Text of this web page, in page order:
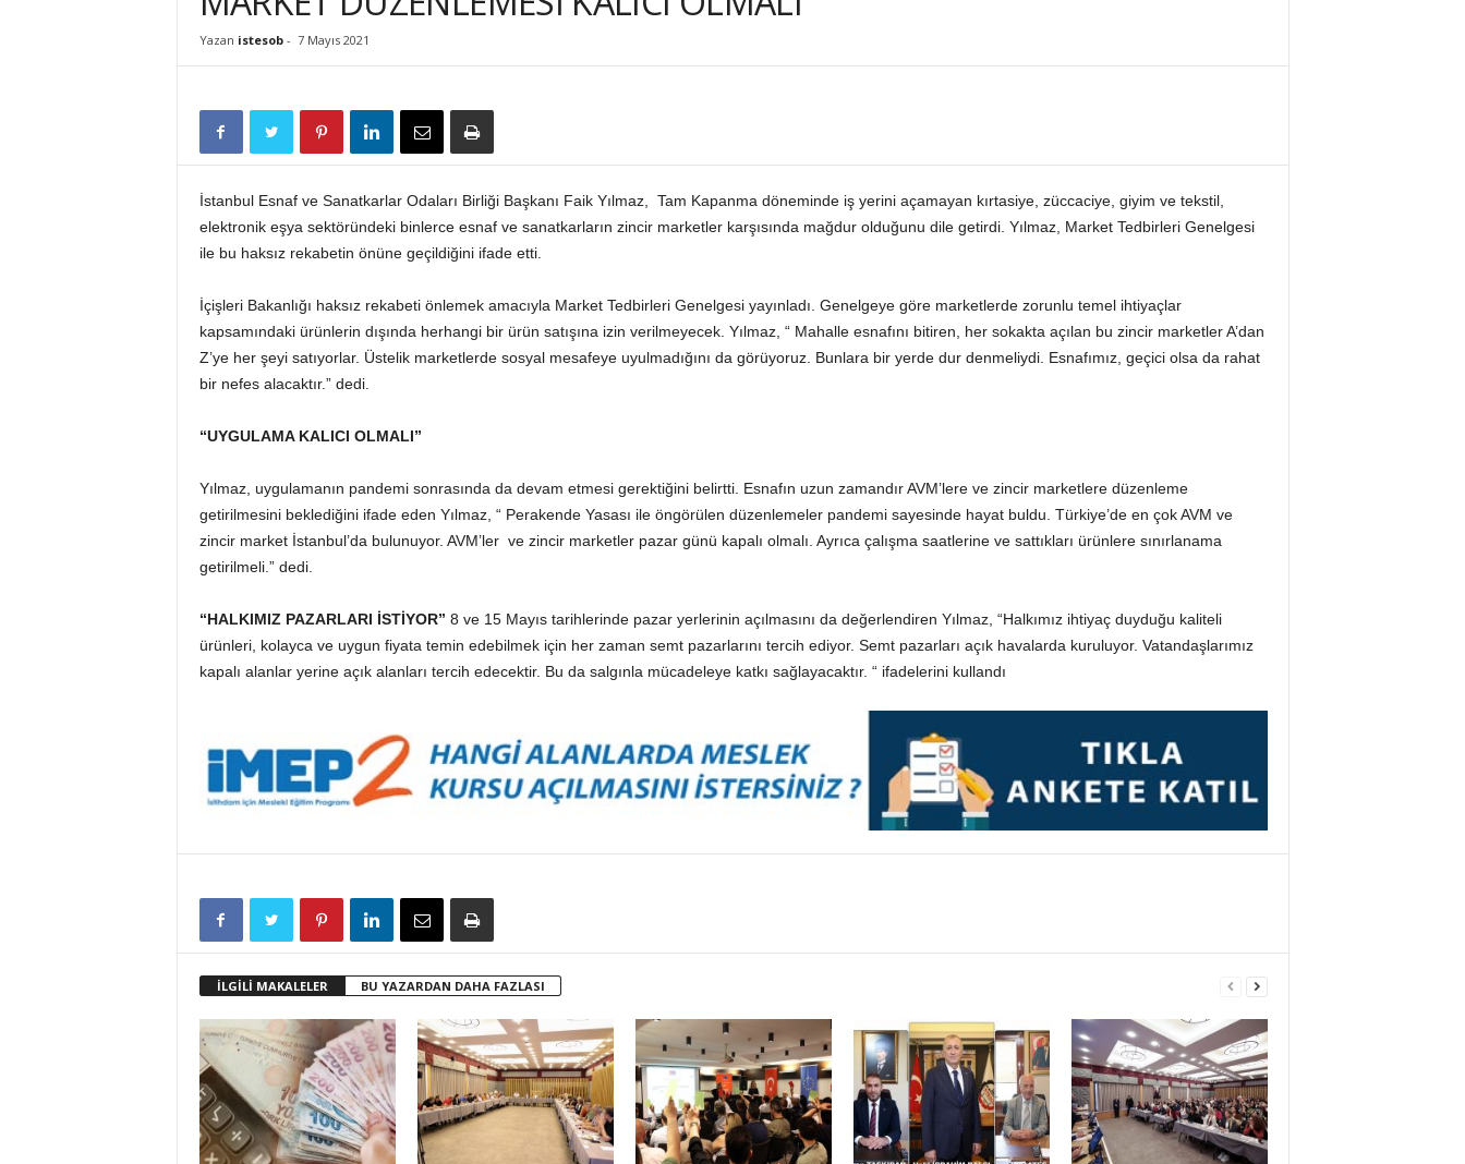
Yazan istesob- 7 Mayıs 2021
İstanbul Esnaf ve Sanatkarlar Odaları Birliği Başkanı Faik Yılmaz, Tam Kapanma döneminde iş yerini açamayan kırtasiye, züccaciye, giyim ve tekstil,
elektronik eşya sektöründeki binlerce esnaf ve sanatkarların zincir marketler karşısında mağdur olduğunu dile getirdi. Yılmaz, Market Tedbirleri Genelgesi
ile bu haksız rekabetin önüne geçildiğini ifade etti.
İçişleri Bakanlığı haksız rekabeti önlemek amacıyla Market Tedbirleri Genelgesi yayınladı. Genelgeye göre marketlerde zorunlu temel ihtiyaçlar
kapsamındaki ürünlerin dışında herhangi bir ürün satışına izin verilmeyecek. Yılmaz, “ Mahalle esnafını bitiren, her sokakta açılan bu zincir marketler A’dan
Z’ye her şeyi satıyorlar. Üstelik marketlerde sosyal mesafeye uyulmadığını da görüyoruz. Bunlara bir yerde dur denmeliydi. Esnafımız, geçici olsa da rahat
bir nefes alacaktır.” dedi.
“UYGULAMA KALICI OLMALI”
Yılmaz, uygulamanın pandemi sonrasında da devam etmesi gerektiğini belirtti. Esnafın uzun zamandır AVM’lere ve zincir marketlere düzenleme
getirilmesini beklediğini ifade eden Yılmaz, “ Perakende Yasası ile öngörülen düzenlemeler pandemi sayesinde hayat buldu. Türkiye’de en çok AVM ve
zincir market İstanbul’da bulunuyor. AVM’ler ve zincir marketler pazar günü kapalı olmalı. Ayrıca çalışma saatlerine ve sattıkları ürünlere sınırlanama
getirilmeli.” dedi.
“HALKIMIZ PAZARLARI İSTİYOR” 8 ve 15 Mayıs tarihlerinde pazar yerlerinin açılmasını da değerlendiren Yılmaz, “Halkımız ihtiyaç duyduğu kaliteli
ürünleri, kolayca ve uygun fiyata temin edebilmek için her zaman semt pazarlarını tercih ediyor. Semt pazarları açık havalarda kuruluyor. Vatandaşlarımız
kapalı alanlar yerine açık alanları tercih edecektir. Bu da salgınla mücadeleye katkı sağlayacaktır. “ ifadelerini kullandı
İLGİLİ MAKALELER BU YAZARDAN DAHA FAZLASI